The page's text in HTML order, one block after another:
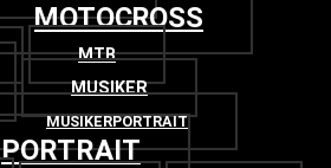
MOTOCROSS
MTB
MUSIKER
MUSIKERPORTRAIT
PORTRAIT